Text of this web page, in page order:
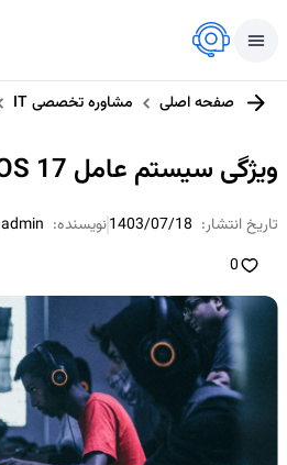
صفحه اصلی مشاوره تخصصی IT
ویژگی سیستم عامل IOS 17
تاریخ انتشار: 1403/07/18نویسنده: admin
0